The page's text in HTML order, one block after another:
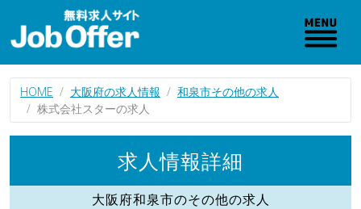
HOME 大阪府の求人情報
和泉市その他の求人
株式会社スターの求人
求人情報詳細
大阪府和泉市のその他の求人